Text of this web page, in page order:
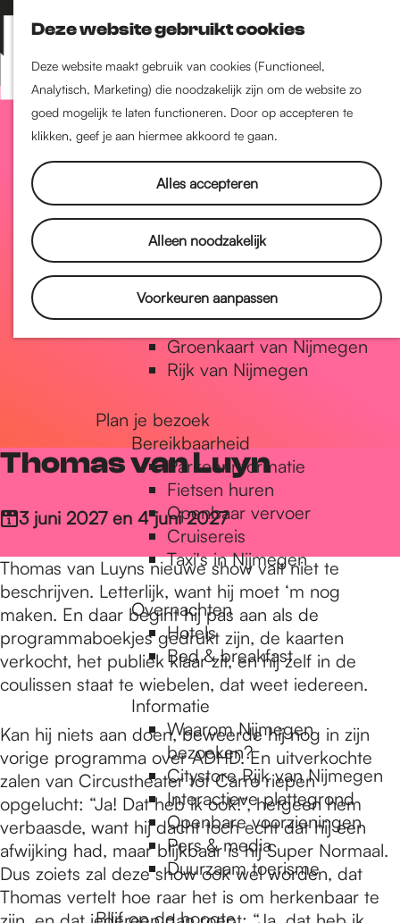
Deze website gebruikt cookies
Deze website maakt gebruik van cookies (Functioneel,
Analytisch, Marketing) die noodzakelijk zijn om de website zo
goed mogelijk te laten functioneren. Door op accepteren te
klikken, geef je aan hiermee akkoord te gaan.
Alles accepteren
Alleen noodzakelijk
Voorkeuren aanpassen
Z
o
e
k
e
K
a
a
r
t
M
e
n
Nijmegen-Nieuw-West
Nijmegen-Oud-West
Dukenburg
Lindenholt
Historie
De oudste stad van
Nederland
Historische tijdlijn
Romeinse Limes
Vrede van Nijmegen Penning
Natuur in Nijmegen
Groenkaart van Nijmegen
Rijk van Nijmegen
Plan je bezoek
Bereikbaarheid
Parkeerinformatie
Fietsen huren
Openbaar vervoer
Cruisereis
Taxi's in Nijmegen
Overnachten
Hotels
Bed & breakfast
Informatie
Waarom Nijmegen
bezoeken?
Citystore Rijk van Nijmegen
Interactieve plattegrond
Openbare voorzieningen
Pers & media
Duurzaam toerisme
Blijf op de hoogte
Thomas van Luyn
3 juni 2027 en 4 juni 2027
Thomas van Luyns nieuwe show valt niet te
beschrijven. Letterlijk, want hij moet ‘m nog
maken. En daar begint hij pas aan als de
programmaboekjes gedrukt zijn, de kaarten
verkocht, het publiek klaar zit, en hij zelf in de
coulissen staat te wiebelen, dat weet iedereen.
Kan hij niets aan doen, beweerde hij nog in zijn
vorige programma over ADHD. En uitverkochte
zalen van Circustheater tot Carré riepen
opgelucht: “Ja! Dat heb ik ook!”, hetgeen hem
verbaasde, want hij dacht toch echt dat hij een
afwijking had, maar blijkbaar is hij Super Normaal.
Dus zoiets zal deze show ook wel worden, dat
Thomas vertelt hoe raar het is om herkenbaar te